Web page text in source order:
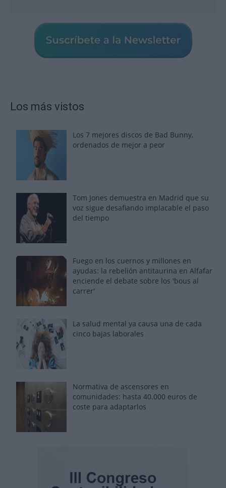
Los más vistos
Los 7 mejores discos de Bad Bunny,
ordenados de mejor a peor
Tom Jones demuestra en Madrid que su
voz sigue desafiando implacable el paso
del tiempo
Fuego en los cuernos y millones en
ayudas: la rebelión antitaurina en Alfafar
enciende el debate sobre los 'bous al
carrer'
La salud mental ya causa una de cada
cinco bajas laborales
Normativa de ascensores en
comunidades: hasta 40.000 euros de
coste para adaptarlos